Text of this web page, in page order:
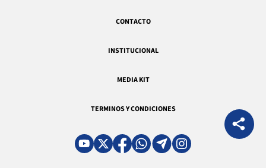
CONTACTO
INSTITUCIONAL
MEDIA KIT
TERMINOS Y CONDICIONES